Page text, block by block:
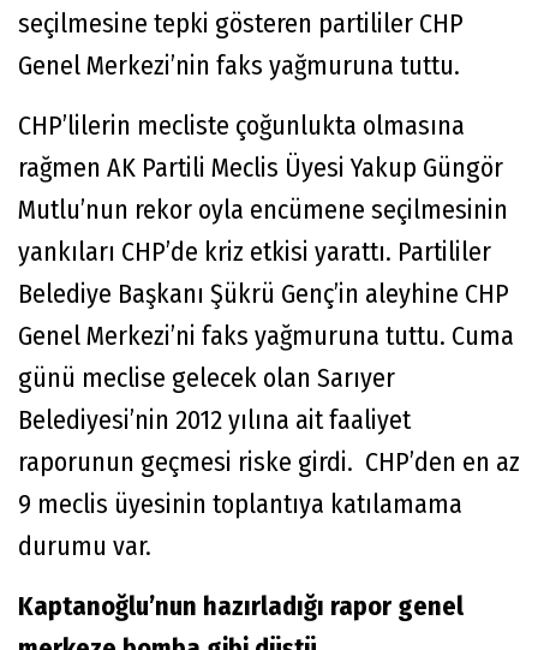
seçilmesine tepki gösteren partililer CHP
Genel Merkezi’nin faks yağmuruna tuttu.
CHP’lilerin mecliste çoğunlukta olmasına
rağmen AK Partili Meclis Üyesi Yakup Güngör
Mutlu’nun rekor oyla encümene seçilmesinin
yankıları CHP’de kriz etkisi yarattı. Partililer
Belediye Başkanı Şükrü Genç’in aleyhine CHP
Genel Merkezi’ni faks yağmuruna tuttu. Cuma
günü meclise gelecek olan Sarıyer
Belediyesi’nin 2012 yılına ait faaliyet
raporunun geçmesi riske girdi. CHP’den en az
9 meclis üyesinin toplantıya katılamama
durumu var.
Kaptanoğlu’nun hazırladığı rapor genel